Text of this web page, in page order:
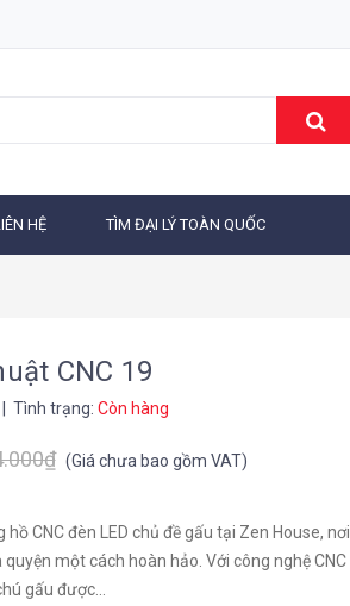
HỆ TÌM ĐẠI LÝ TOÀN QUỐC
CNC 19
| Tình trạng: Còn hàng
(Giá chưa bao gồm VAT)
CNC đèn LED chủ đề gấu tại Zen House, nơi
một cách hoàn hảo. Với công nghệ CNC
gấu được...